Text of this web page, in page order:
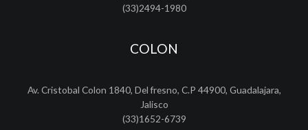
(33)2494-1980
COLON
Av. Cristobal Colon 1840, Del fresno, C.P 44900, Guadalajara,
Jalisco
(33)1652-6739